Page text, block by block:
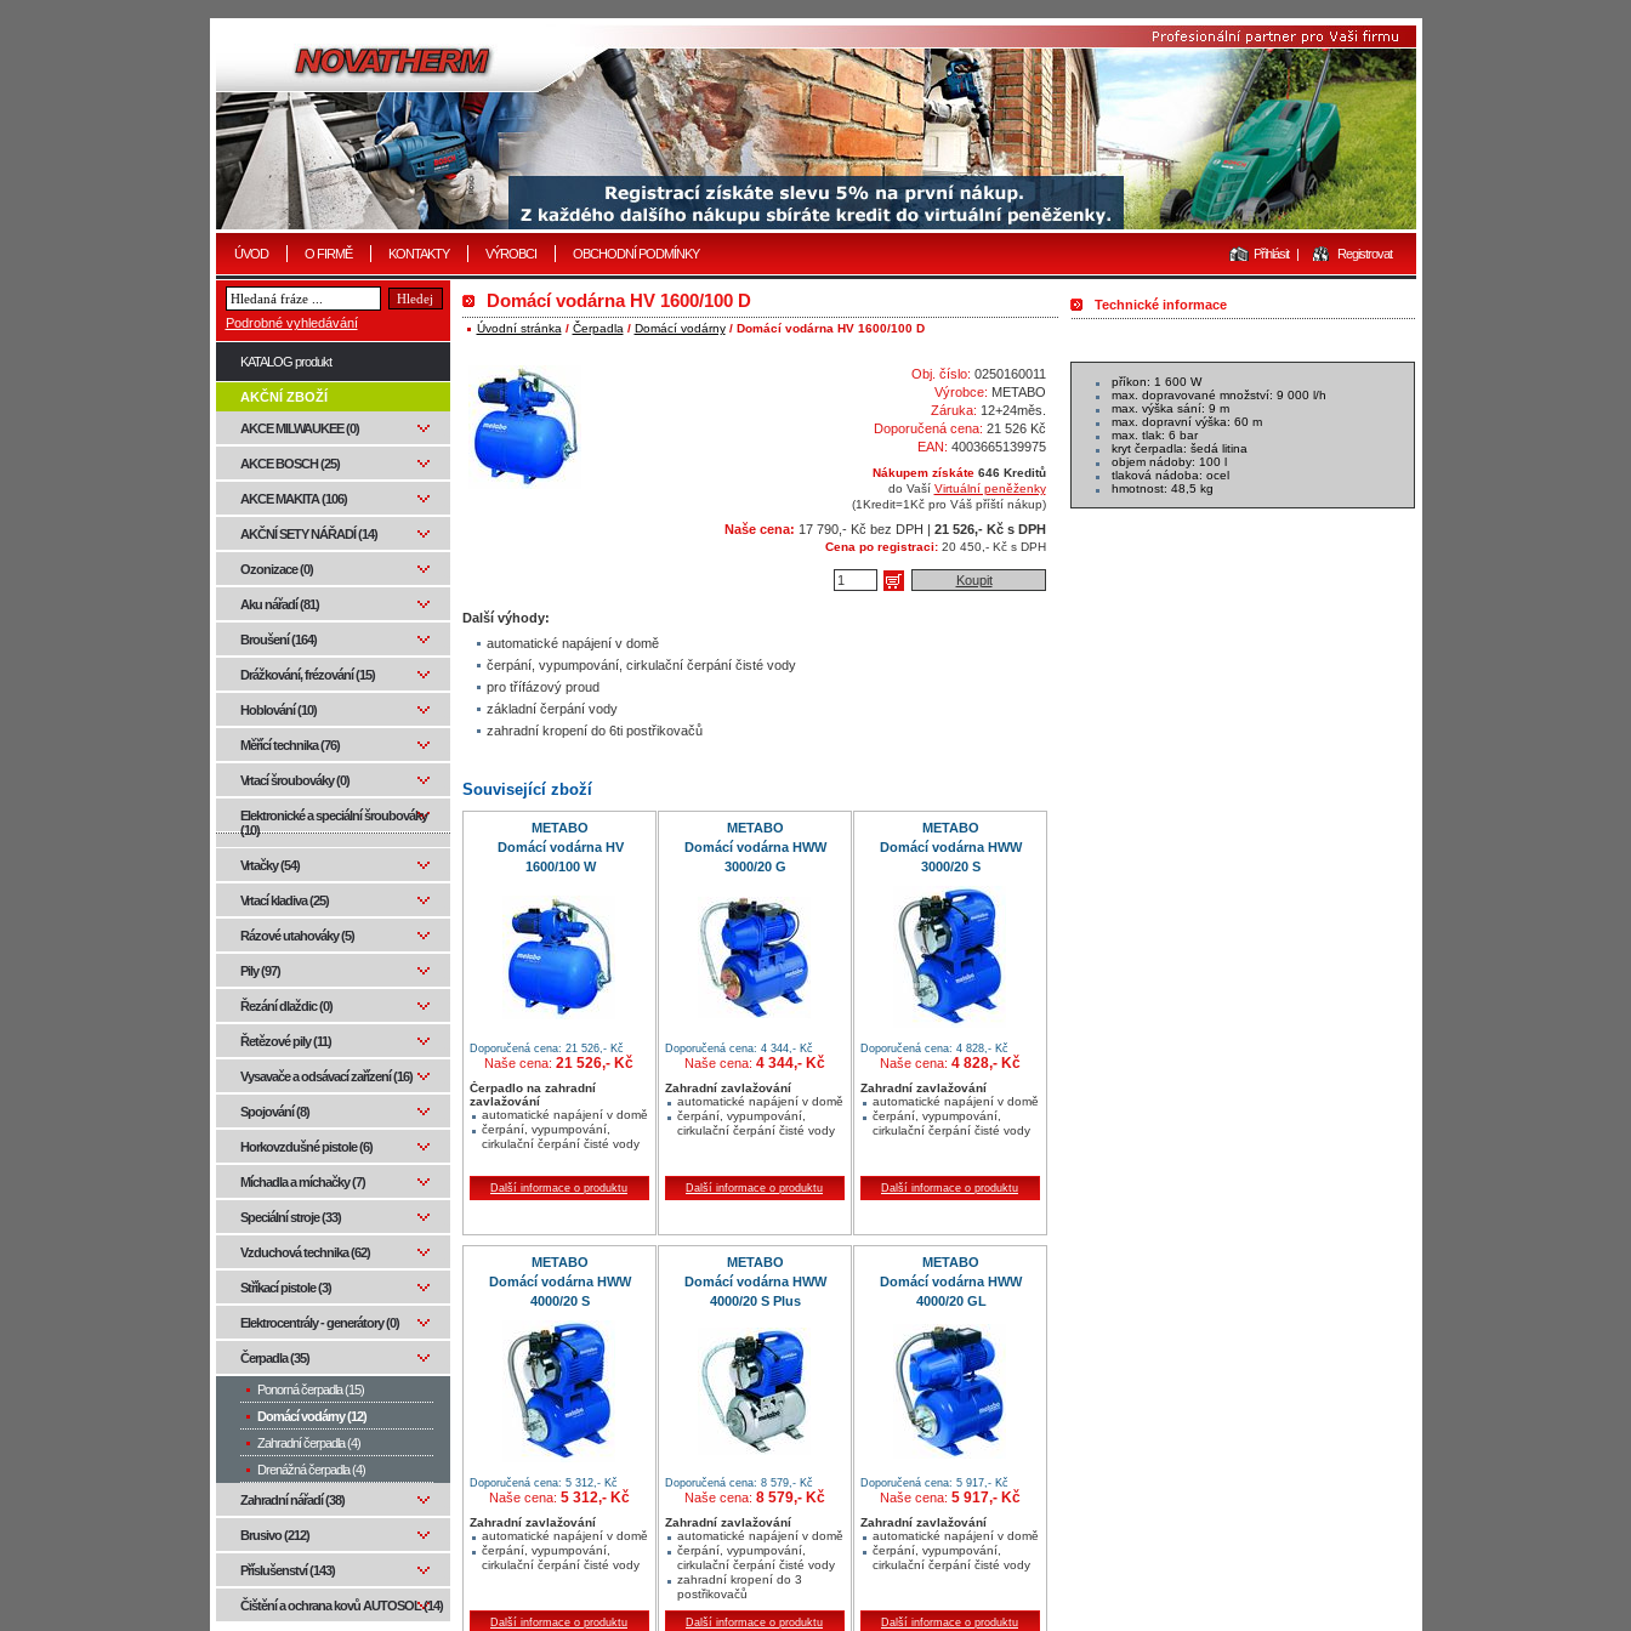
ÚVOD O FIRMĚ KONTAKTY VÝROBCI OBCHODNÍ PODMÍNKY Přihlásit | Registrovat
Domácí vodárna HV 1600/100 D
Úvodní stránka / Čerpadla / Domácí vodárny/ Domácí vodárna HV 1600/100 D
Obj. číslo: 0250160011
Výrobce: METABO
Záruka: 12+24měs.
Doporučená cena: 21 526 Kč
EAN: 4003665139975
Nákupem získáte646 Kreditů
do Vaší Virtuální peněženky
(1Kredit=1Kč pro Váš příští nákup)
Naše cena: 17 790,- Kč bez DPH | 21 526,- Kč s DPH
Cena po registraci:20 450,- Kč s DPH
Koupit
Další výhody:
automatické napájení v domě
čerpání, vypumpování, cirkulační čerpání čisté vody
pro třífázový proud
základní čerpání vody
zahradní kropení do 6ti postřikovačů
Související zboží
METABO
Domácí vodárna HV
1600/100 W
Doporučená cena: 21 526,- Kč
Naše cena: 21 526,- Kč
Čerpadlo na zahradní
zavlažování
automatické napájení v domě
čerpání, vypumpování,
cirkulační čerpání čisté vody
Další informace o produktu
METABO
Domácí vodárna HWW
3000/20 G
Doporučená cena: 4 344,- Kč
Naše cena: 4 344,- Kč
Zahradní zavlažování
automatické napájení v domě
čerpání, vypumpování,
cirkulační čerpání čisté vody
Další informace o produktu
METABO
Domácí vodárna HWW
3000/20 S
Doporučená cena: 4 828,- Kč
Naše cena: 4 828,- Kč
Zahradní zavlažování
automatické napájení v domě
čerpání, vypumpování,
cirkulační čerpání čisté vody
Další informace o produktu
METABO
Domácí vodárna HWW
4000/20 S
Doporučená cena: 5 312,- Kč
Naše cena: 5 312,- Kč
Zahradní zavlažování
automatické napájení v domě
čerpání, vypumpování,
cirkulační čerpání čisté vody
Další informace o produktu
METABO
Domácí vodárna HWW
4000/20 S Plus
Doporučená cena: 8 579,- Kč
Naše cena: 8 579,- Kč
Zahradní zavlažování
automatické napájení v domě
čerpání, vypumpování,
cirkulační čerpání čisté vody
zahradní kropení do 3
postřikovačů
Další informace o produktu
METABO
Domácí vodárna HWW
4000/20 GL
Doporučená cena: 5 917,- Kč
Naše cena: 5 917,- Kč
Zahradní zavlažování
automatické napájení v domě
čerpání, vypumpování,
cirkulační čerpání čisté vody
Další informace o produktu
Technické informace
příkon: 1 600 W
max. dopravované množství: 9 000 l/h
max. výška sání: 9 m
max. dopravní výška: 60 m
max. tlak: 6 bar
kryt čerpadla: šedá litina
objem nádoby: 100 l
tlaková nádoba: ocel
hmotnost: 48,5 kg
Podrobné vyhledávání
KATALOG produkt
AKČNÍ ZBOŽÍ
AKCE MILWAUKEE (0)
AKCE BOSCH (25)
AKCE MAKITA (106)
AKČNÍ SETY NÁŘADÍ (14)
Ozonizace (0)
Aku nářadí (81)
Broušení (164)
Drážkování, frézování (15)
Hoblování (10)
Měřící technika (76)
Vrtací šroubováky (0)
Elektronické a speciální šroubováky
(10)
Vrtačky (54)
Vrtací kladiva (25)
Rázové utahováky (5)
Pily (97)
Řezání dlaždic (0)
Řetězové pily (11)
Vysavače a odsávací zařízení (16)
Spojování (8)
Horkovzdušné pistole (6)
Míchadla a míchačky (7)
Speciální stroje (33)
Vzduchová technika (62)
Stříkací pistole (3)
Elektrocentrály - generátory (0)
Čerpadla (35)
Ponorná čerpadla (15)
Domácí vodárny (12)
Zahradní čerpadla (4)
Drenážná čerpadla (4)
Zahradní nářadí (38)
Brusivo (212)
Příslušenství (143)
Čištění a ochrana kovů AUTOSOL (14)